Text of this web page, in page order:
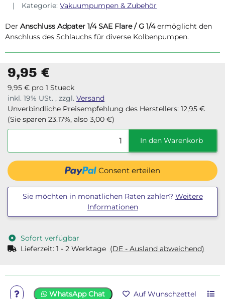
Kategorie: Vakuumpumpen & Zubehör
Der Anschluss Adpater 1/4 SAE Flare / G 1/4ermöglicht den
Anschluss des Schlauchs für diverse Kolbenpumpen.
9,95 €
9,95 € pro 1 Stueck
inkl. 19% USt. , zzgl. Versand
Unverbindliche Preisempfehlung des Herstellers: 12,95 €
(Sie sparen 23.17%, also 3,00 €)
In den Warenkorb
Consent erteilen
Sie möchten in monatlichen Raten zahlen? Weitere
Informationen
Sofort verfügbar
Lieferzeit: 1 - 2 Werktage (DE - Ausland abweichend)
WhatsApp Chat Auf Wunschzettel